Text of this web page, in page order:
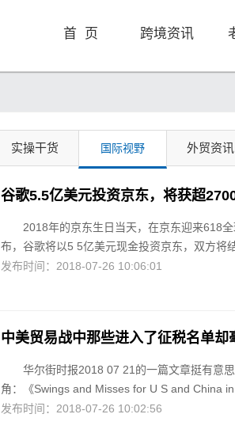
首 页 跨境资讯
实操干货 国际视野 外贸资讯
谷歌5.5亿美元投资京东，将获超
2018年的京东生日当天，在京东迎来618
布，谷歌将以5 5亿美元现金投资京东，双方将
发布时间：2018-07-26 10:06:01
中美贸易战中那些进入了征税名单却
华尔街时报2018 07 21的一篇文章挺有意
角：《Swings and Misses for U S and China
发布时间：2018-07-26 10:02:56